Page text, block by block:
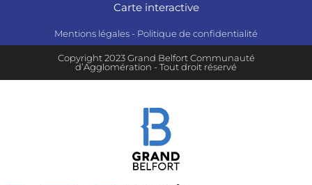
Carte interactive
Mentions légales - Politique de confidentialité
Copyright 2023 Grand Belfort Communauté
d’Agglomération - Tout droit réservé